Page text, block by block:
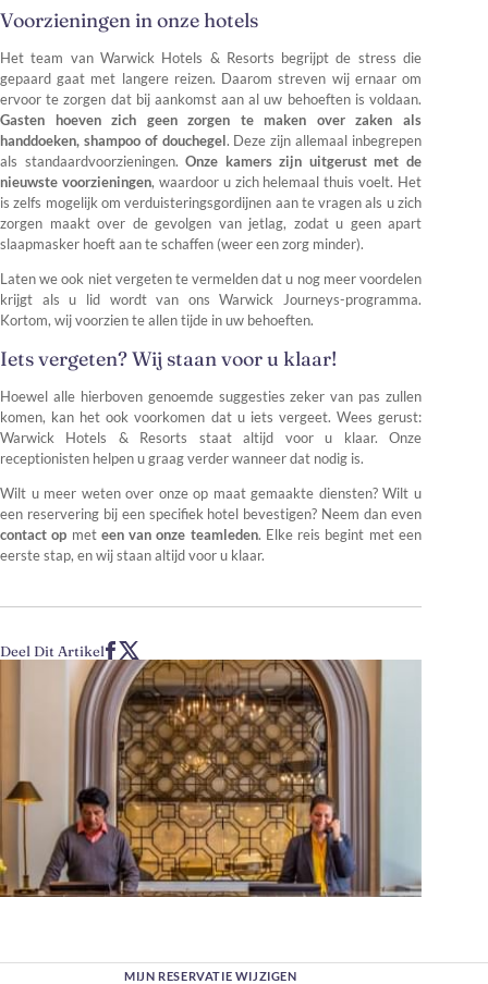
Voorzieningen in onze hotels
Het team van Warwick Hotels & Resorts begrijpt de stress die
gepaard gaat met langere reizen. Daarom streven wij ernaar om
ervoor te zorgen dat bij aankomst aan al uw behoeften is voldaan.
Gasten hoeven zich geen zorgen te maken over zaken als
handdoeken, shampoo of douchegel. Deze zijn allemaal inbegrepen
als standaardvoorzieningen.Onze kamers zijn uitgerust met de
nieuwste voorzieningen, waardoor u zich helemaal thuis voelt. Het
is zelfs mogelijk om verduisteringsgordijnen aan te vragen als u zich
zorgen maakt over de gevolgen van jetlag, zodat u geen apart
slaapmasker hoeft aan te schaffen (weer een zorg minder).
Laten we ook niet vergeten te vermelden dat u nog meer voordelen
krijgt als u lid wordt van ons Warwick Journeys-programma.
Kortom, wij voorzien te allen tijde in uw behoeften.
Iets vergeten? Wij staan voor u klaar!
Hoewel alle hierboven genoemde suggesties zeker van pas zullen
komen, kan het ook voorkomen dat u iets vergeet. Wees gerust:
Warwick Hotels & Resorts staat altijd voor u klaar. Onze
receptionisten helpen u graag verder wanneer dat nodig is.
Wilt u meer weten over onze op maat gemaakte diensten? Wilt u
een reservering bij een specifiek hotel bevestigen? Neem dan even
contact op met een van onze teamleden. Elke reis begint met een
eerste stap, en wij staan altijd voor u klaar.
Deel Dit Artikel
MIJN RESERVATIE WIJZIGEN